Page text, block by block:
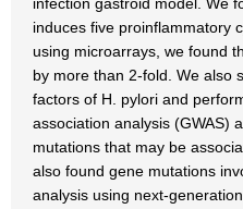
induces five proinflammatory
using microarrays, we found
by more than 2-fold. We also
factors of H. pylori and
association analysis (GWAS)
mutations that may be
also found gene mutations
analysis using next-